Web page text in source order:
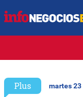
Plus martes 23